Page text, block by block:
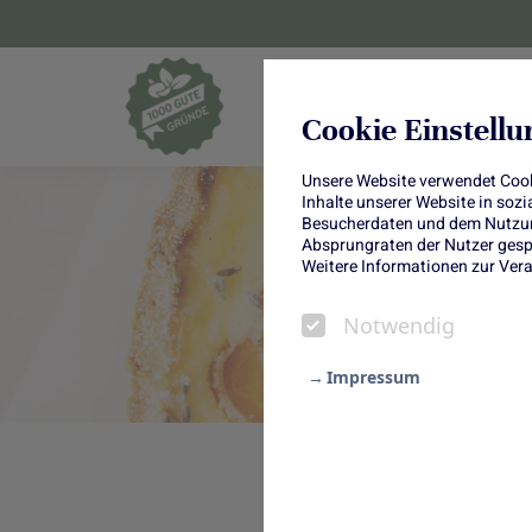
Cookie
Unsere Website verwendet
Inhalte unserer Website in
Besucherdaten und dem
Absprungraten der Nutzer
Weitere Informationen zur
Notwendig
Impressum